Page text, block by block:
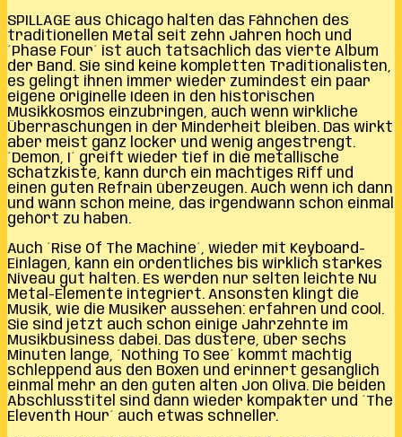
SPILLAGE aus Chicago halten das Fähnchen des
traditionellen Metal seit zehn Jahren hoch und
´Phase Four´ ist auch tatsächlich das vierte Album
der Band. Sie sind keine kompletten Traditionalisten,
es gelingt ihnen immer wieder zumindest ein paar
eigene originelle Ideen in den historischen
Musikkosmos einzubringen, auch wenn wirkliche
Überraschungen in der Minderheit bleiben. Das wirkt
aber meist ganz locker und wenig angestrengt.
´Demon, I´ greift wieder tief in die metallische
Schatzkiste, kann durch ein mächtiges Riff und
einen guten Refrain überzeugen. Auch wenn ich dann
und wann schon meine, das irgendwann schon einmal
gehört zu haben.
Auch ´Rise Of The Machine´, wieder mit Keyboard-
Einlagen, kann ein ordentliches bis wirklich starkes
Niveau gut halten. Es werden nur selten leichte Nu
Metal-Elemente integriert. Ansonsten klingt die
Musik, wie die Musiker aussehen: erfahren und cool.
Sie sind jetzt auch schon einige Jahrzehnte im
Musikbusiness dabei. Das düstere, über sechs
Minuten lange, ´Nothing To See´ kommt mächtig
schleppend aus den Boxen und erinnert gesanglich
einmal mehr an den guten alten Jon Oliva. Die beiden
Abschlusstitel sind dann wieder kompakter und ´The
Eleventh Hour´ auch etwas schneller.